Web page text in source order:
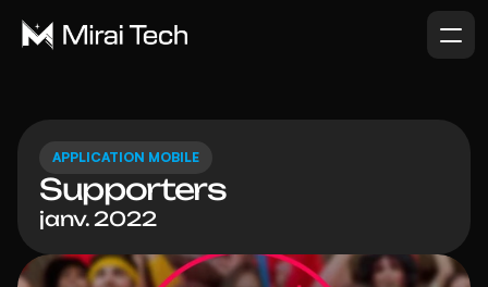
APPLICATION MOBILE
Supporters
janv. 2022